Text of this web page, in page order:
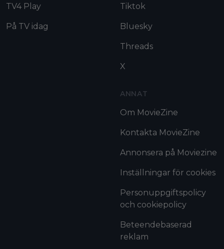
TV4 Play
På TV idag
Tiktok
Bluesky
Threads
X
ANNAT
Om MovieZine
Kontakta MovieZine
Annonsera på Moviezine
Inställningar för cookies
Personuppgiftspolicy
och cookiepolicy
Beteendebaserad
reklam